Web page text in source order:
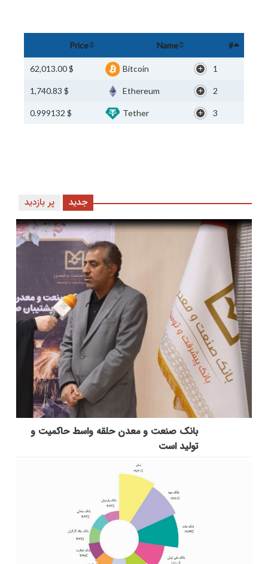
#
Name
Price
1
Bitcoin
$ 62,013.00
2
Ethereum
$ 1,740.83
3
Tether
$ 0.999132
پر بازدید جدید
بانك صنعت و معدن حلقه واسط حاكمیت و
تولید است